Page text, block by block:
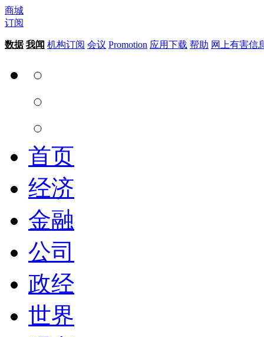
商城
订阅
数据 我闻 机构订阅 会议 Promotion 应用下载 帮助 网上有害信
首页
经济
金融
公司
政经
世界